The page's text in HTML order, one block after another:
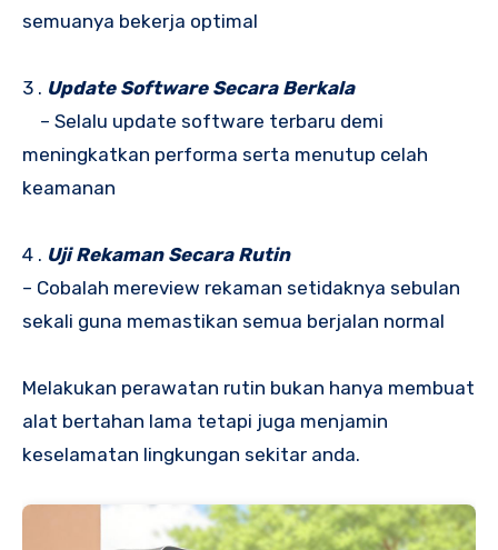
semuanya bekerja optimal
3 . Update Software Secara Berkala
– Selalu update software terbaru demi
meningkatkan performa serta menutup celah
keamanan
4 . Uji Rekaman Secara Rutin
– Cobalah mereview rekaman setidaknya sebulan
sekali guna memastikan semua berjalan normal
Melakukan perawatan rutin bukan hanya membuat
alat bertahan lama tetapi juga menjamin
keselamatan lingkungan sekitar anda.